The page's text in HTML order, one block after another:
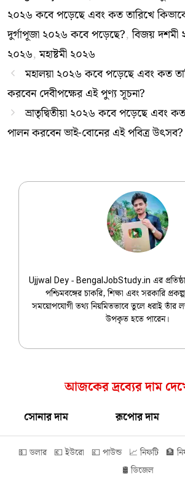
২০২৬ কবে পড়েছে এবং কত তারিখে
দুর্গাপূজা ২০২৬ কবে পড়েছে?,বিজয় দশমী
২০২৬,মহাষ্টমী ২০২৬
মহালয়া ২০২৬ কবে পড়েছে এবং কত
করবেন দেবীপক্ষের এই পুণ্য সূচনা?
ভ্রাতৃদ্বিতীয়া ২০২৬ কবে পড়েছে এবং
পালন করবেন ভাই-বোনের এই পবিত্র উৎসব?
Ujjwal Dey - BengalJobStudy.in এর
পশ্চিমবঙ্গের চাকরি, শিক্ষা এবং সরকারি
সময়োপযোগী তথ্য নিয়মিতভাবে তুলে ধরাই তাঁর
উপকৃত হতে পারেন।
আজকের দ্রব্যের দাম
সোনার দাম রূপোর দাম
💵 ডলার 💶 ইউরো 💷 পাউন্ড 📈 নিফটি 🏦
🛢️ ডিজেল